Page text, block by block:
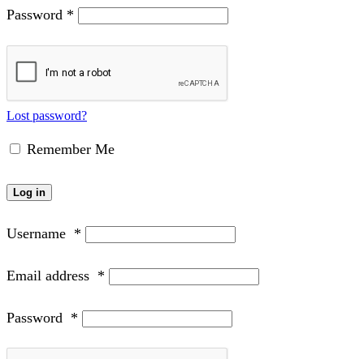
Password *
Lost password?
Remember Me
Log in
Username *
Email address *
Password *